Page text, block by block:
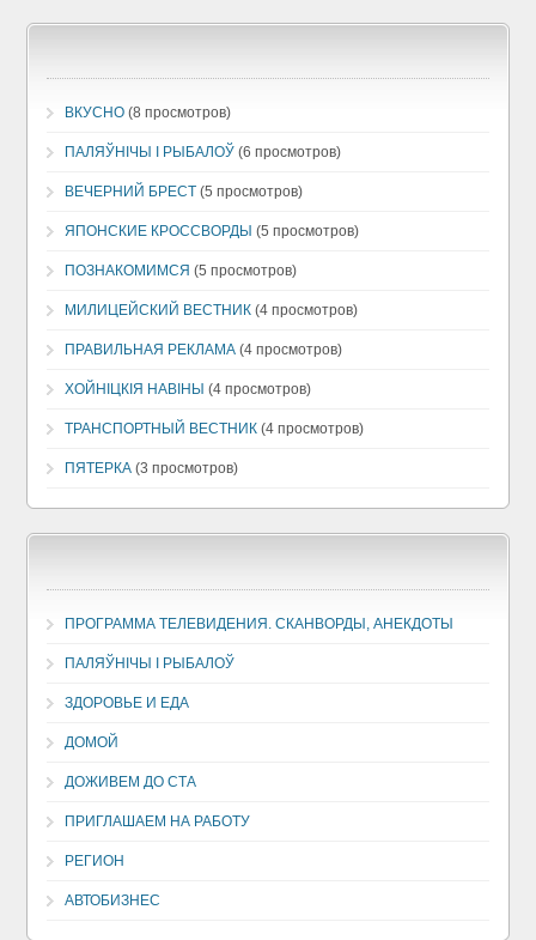
ВКУСНО (8 просмотров)
ПАЛЯЎНІЧЫ І РЫБАЛОЎ (6 просмотров)
ВЕЧЕРНИЙ БРЕСТ (5 просмотров)
ЯПОНСКИЕ КРОССВОРДЫ (5 просмотров)
ПОЗНАКОМИМСЯ (5 просмотров)
МИЛИЦЕЙСКИЙ ВЕСТНИК (4 просмотров)
ПРАВИЛЬНАЯ РЕКЛАМА (4 просмотров)
ХОЙНIЦКIЯ НАВIНЫ (4 просмотров)
ТРАНСПОРТНЫЙ ВЕСТНИК (4 просмотров)
ПЯТЕРКА (3 просмотров)
ПРОГРАММА ТЕЛЕВИДЕНИЯ. СКАНВОРДЫ, АНЕКДОТЫ
ПАЛЯЎНІЧЫ І РЫБАЛОЎ
ЗДОРОВЬЕ И ЕДА
ДОМОЙ
ДОЖИВЕМ ДО СТА
ПРИГЛАШАЕМ НА РАБОТУ
РЕГИОН
АВТОБИЗНЕС